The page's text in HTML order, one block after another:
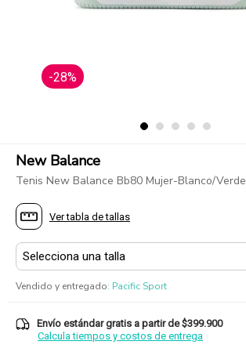
-28%
New Balance
Tenis New Balance Bb80 Mujer-Blanco/Verde
Ver tabla de tallas
Vendido y entregado: Pacific Sport
Envío estándar gratis a partir de $399.900
Calcula tiempos y costos de entrega